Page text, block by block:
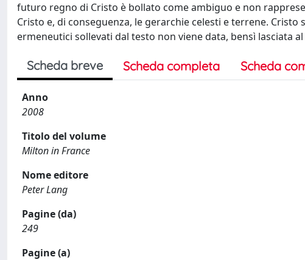
futuro regno di Cristo è bollato come ambiguo e non
Cristo e, di conseguenza, le gerarchie celesti e terrene.
ermeneutici sollevati dal testo non viene data, bensì lasciata
Scheda breve Scheda completa Scheda
Anno
2008
Titolo del volume
Milton in France
Nome editore
Peter Lang
Pagine (da)
249
Pagine (a)